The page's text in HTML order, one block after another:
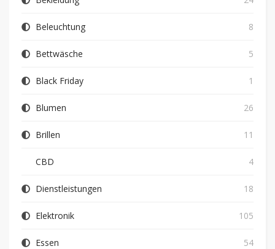
Beleuchtung 8
Bettwäsche 5
Black Friday 1
Blumen 26
Brillen 11
CBD 4
Dienstleistungen 18
Elektronik 105
Essen 54